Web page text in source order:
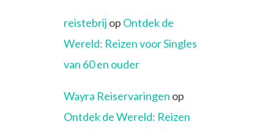
reistebrij op Ontdek de
Wereld: Reizen voor Singles
van 60 en ouder
Wayra Reiservaringen op
Ontdek de Wereld: Reizen